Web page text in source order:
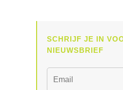
SCHRIJF JE IN
NIEUWSBRIEF